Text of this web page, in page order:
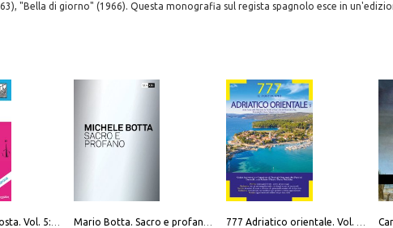
"Bella di giorno" (1966). Questa monografia sul regista spagnolo esce in